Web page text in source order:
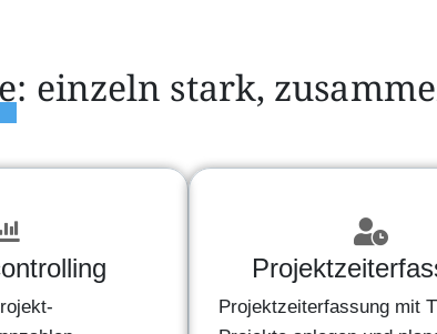
: einzeln stark,
Projektzeiterfassung mit